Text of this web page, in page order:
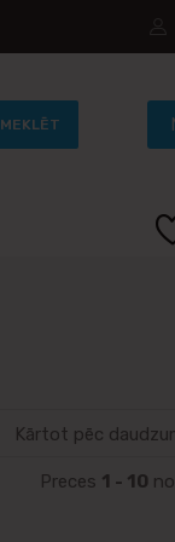
MEKLĒT
Preces 1 - 10 no